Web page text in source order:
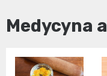
Medycyna